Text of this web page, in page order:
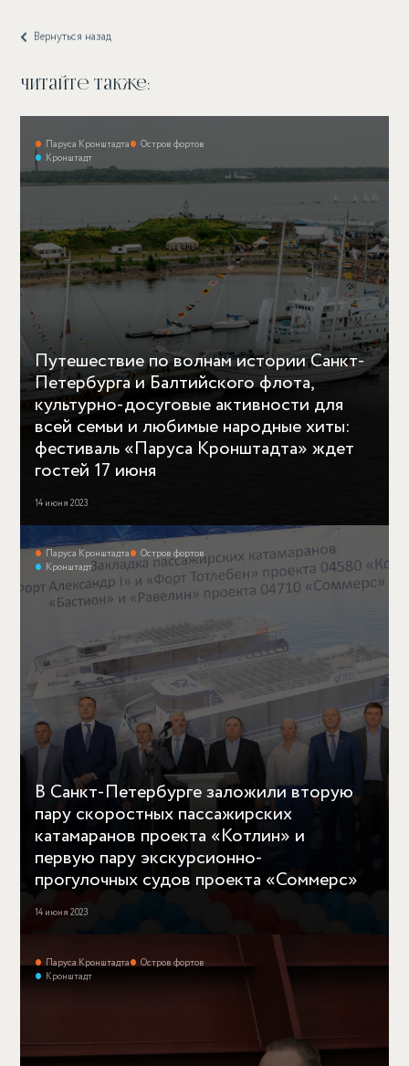
Вернуться назад
Читайте также:
Паруса Кронштадта
Остров фортов
Кронштадт
Путешествие по волнам истории Санкт-
Петербурга и Балтийского флота,
культурно-досуговые активности для
всей семьи и любимые народные хиты:
фестиваль «Паруса Кронштадта» ждет
гостей 17 июня
14 июня 2023
Паруса Кронштадта
Остров фортов
Кронштадт
В Санкт-Петербурге заложили вторую
пару скоростных пассажирских
катамаранов проекта «Котлин» и
первую пару экскурсионно-
прогулочных судов проекта «Соммерс»
14 июня 2023
Паруса Кронштадта
Остров фортов
Кронштадт